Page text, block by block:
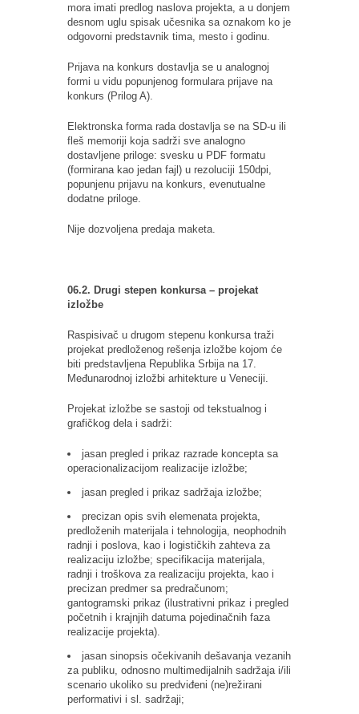
mora imati predlog naslova projekta, a u donjem
desnom uglu spisak učesnika sa oznakom ko je
odgovorni predstavnik tima, mesto i godinu.
Prijava na konkurs dostavlja se u analognoj
formi u vidu popunjenog formulara prijave na
konkurs (Prilog A).
Elektronska forma rada dostavlja se na SD-u ili
fleš memoriji koja sadrži sve analogno
dostavljene priloge: svesku u PDF formatu
(formirana kao jedan fajl) u rezoluciji 150dpi,
popunjenu prijavu na konkurs, evenutualne
dodatne priloge.
Nije dozvoljena predaja maketa.
06.2. Drugi stepen konkursa – projekat
izložbe
Raspisivač u drugom stepenu konkursa traži
projekat predloženog rešenja izložbe kojom će
biti predstavljena Republika Srbija na 17.
Međunarodnoj izložbi arhitekture u Veneciji.
Projekat izložbe se sastoji od tekstualnog i
grafičkog dela i sadrži:
jasan pregled i prikaz razrade koncepta sa
operacionalizacijom realizacije izložbe;
jasan pregled i prikaz sadržaja izložbe;
precizan opis svih elemenata projekta,
predloženih materijala i tehnologija, neophodnih
radnji i poslova, kao i logističkih zahteva za
realizaciju izložbe; specifikacija materijala,
radnji i troškova za realizaciju projekta, kao i
precizan predmer sa predračunom;
gantogramski prikaz (ilustrativni prikaz i pregled
početnih i krajnjih datuma pojedinačnih faza
realizacije projekta).
jasan sinopsis očekivanih dešavanja vezanih
za publiku, odnosno multimedijalnih sadržaja i/ili
scenario ukoliko su predviđeni (ne)režirani
performativi i sl. sadržaji;